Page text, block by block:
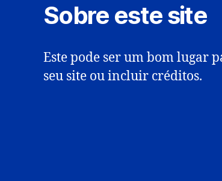
Sobre este site
Este pode ser um bom lugar
seu site ou incluir créditos.